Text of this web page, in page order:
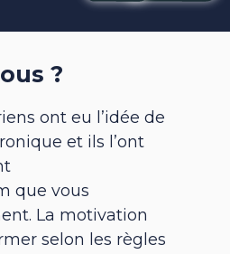
?
ont eu l’idée de
et ils l’ont
que vous
La motivation
selon les règles